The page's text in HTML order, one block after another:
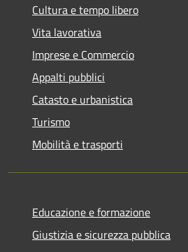
Cultura e tempo libero
Vita lavorativa
Imprese e Commercio
Appalti pubblici
Catasto e urbanistica
Turismo
Mobilità e trasporti
Educazione e formazione
Giustizia e sicurezza pubblica